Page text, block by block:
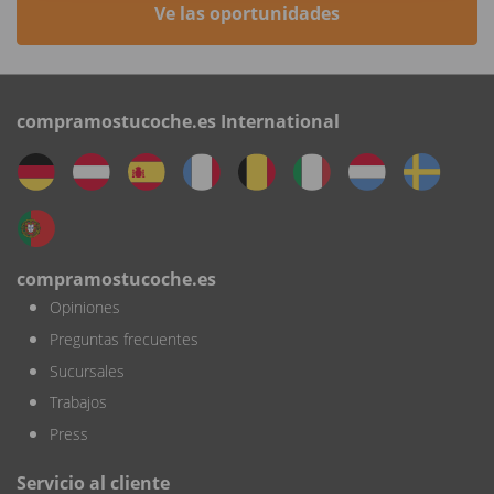
Ve las oportunidades
compramostucoche.es International
compramostucoche.es
Opiniones
Preguntas frecuentes
Sucursales
Trabajos
Press
Servicio al cliente